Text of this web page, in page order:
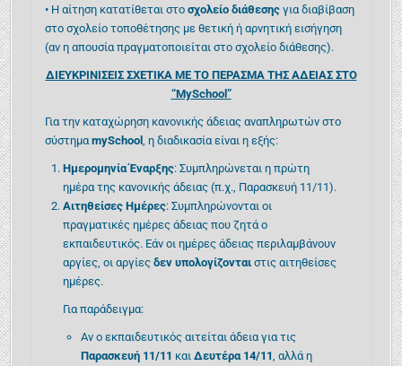
• Η αίτηση κατατίθεται στοσχολείο διάθεσης για διαβίβαση
στο σχολείο τοποθέτησης με θετική ή αρνητική εισήγηση
(αν η απουσία πραγματοποιείται στο σχολείο διάθεσης).
ΔΙΕΥΚΡΙΝΙΣΕΙΣ ΣΧΕΤΙΚΑ ΜΕ ΤΟ ΠΕΡΑΣΜΑ ΤΗΣ ΑΔΕΙΑΣ ΣΤΟ
“MySchool”
Για την καταχώρηση κανονικής άδειας αναπληρωτών στο
σύστημαmySchool , η διαδικασία είναι η εξής:
Ημερομηνία Έναρξης: Συμπληρώνεται η πρώτη
ημέρα της κανονικής άδειας (π.χ., Παρασκευή 11/11).
Αιτηθείσες Ημέρες: Συμπληρώνονται οι
πραγματικές ημέρες άδειας που ζητά ο
εκπαιδευτικός. Εάν οι ημέρες άδειας περιλαμβάνουν
αργίες, οι αργίεςδεν υπολογίζονται στις αιτηθείσες
ημέρες.
Για παράδειγμα:
Αν ο εκπαιδευτικός αιτείται άδεια για τις
Παρασκευή 11/11 καιΔευτέρα 14/11 , αλλά η